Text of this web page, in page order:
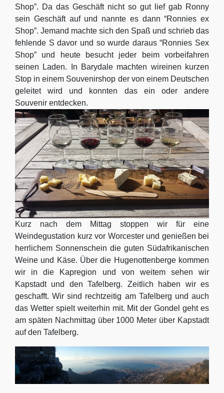
Shop”. Da das Geschäft nicht so gut lief gab Ronny
sein Geschäft auf und nannte es dann “Ronnies ex
Shop”. Jemand machte sich den Spaß und schrieb das
fehlende S davor und so wurde daraus “Ronnies Sex
Shop” und heute besucht jeder beim vorbeifahren
seinen Laden. In Barydale machten wireinen kurzen
Stop in einem Souvenirshop der von einem Deutschen
geleitet wird und konnten das ein oder andere
Souvenir entdecken.
Kurz nach dem Mittag stoppen wir für eine
Weindegustation kurz vor Worcester und genießen bei
herrlichem Sonnenschein die guten Südafrikanischen
Weine und Käse. Über die Hugenottenberge kommen
wir in die Kapregion und von weitem sehen wir
Kapstadt und den Tafelberg. Zeitlich haben wir es
geschafft. Wir sind rechtzeitig am Tafelberg und auch
das Wetter spielt weiterhin mit. Mit der Gondel geht es
am späten Nachmittag über 1000 Meter über Kapstadt
auf den Tafelberg.